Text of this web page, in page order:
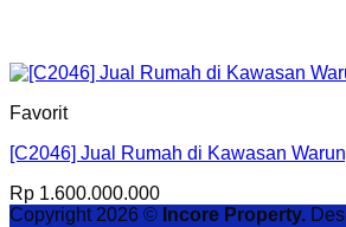
Favorit
[C2046] Jual Rumah di Kawasan
Rp 1.600.000.000
Copyright 2026 © Incore Property.